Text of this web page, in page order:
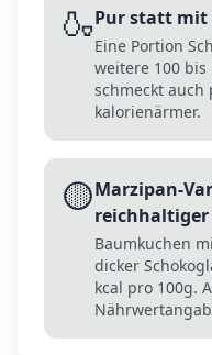
🍶Pur statt mit
Eine Portion
weitere 100 bis
schmeckt
kalorienärmer.
🟡Marzipan-
reichhaltiger
Baumkuchen
dicker
kcal pro 100g.